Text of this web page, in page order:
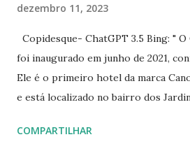
dezembro 11, 2023
Copidesque- ChatGPT 3.5 Bing: "
foi inaugurado em junho de 2021,
Ele é o primeiro hotel da marca
e está localizado no bairro dos
fitness e dois espaços para reuniões
COMPARTILHAR